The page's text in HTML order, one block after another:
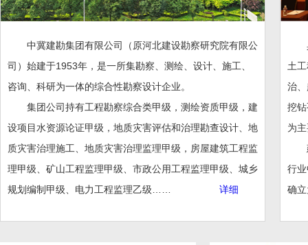
中冀建勘集团有限公司（原河北建设勘察研究院有限公
司）始建于1953年，是一所集勘察、测绘、设计、施工、
咨询、科研为一体的综合性勘察设计企业。
集团公司持有工程勘察综合类甲级，测绘资质甲级，建
设项目水资源论证甲级，地质灾害评估和治理勘查设计、地
质灾害治理施工、地质灾害治理监理甲级，房屋建筑工程监
理甲级、矿山工程监理甲级、市政公用工程监理甲级、城乡
规划编制甲级 、电力工程监理乙级 详细
土
治
挖
为
行
确